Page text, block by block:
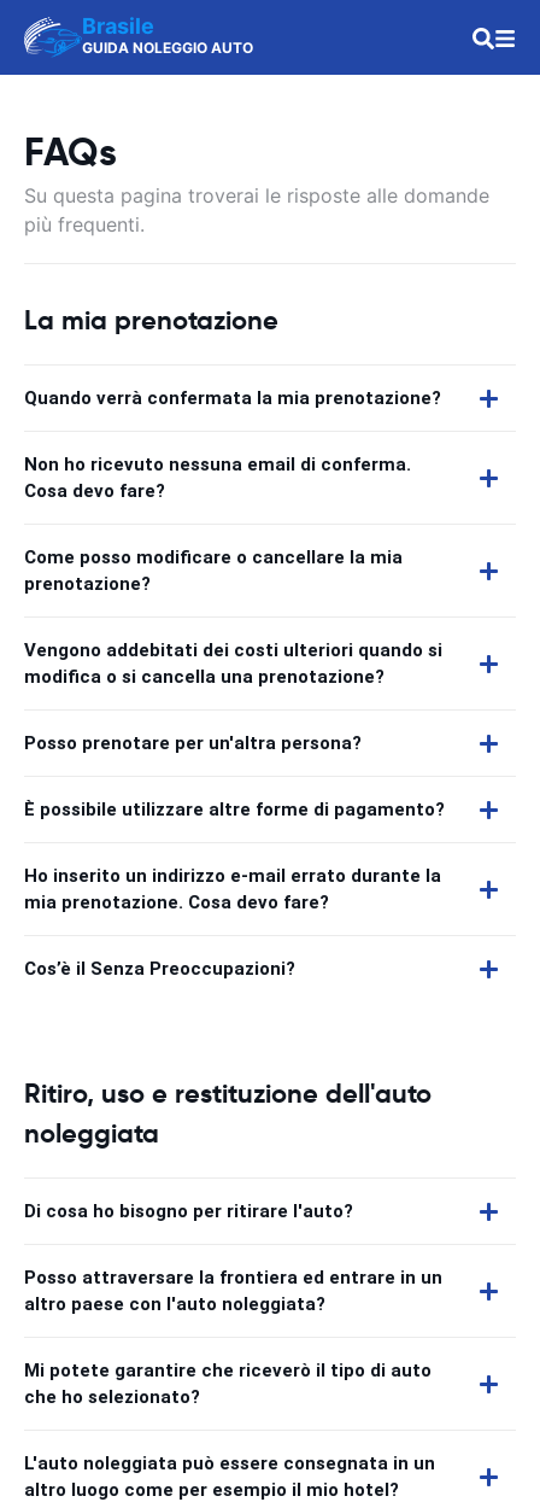
Brasile
GUIDA NOLEGGIO AUTO
FAQs
Su questa pagina troverai le risposte alle domande
più frequenti.
La mia prenotazione
Quando verrà confermata la mia prenotazione?
Non ho ricevuto nessuna email di conferma.
Cosa devo fare?
Come posso modificare o cancellare la mia
prenotazione?
Vengono addebitati dei costi ulteriori quando si
modifica o si cancella una prenotazione?
Posso prenotare per un'altra persona?
È possibile utilizzare altre forme di pagamento?
Ho inserito un indirizzo e-mail errato durante la
mia prenotazione. Cosa devo fare?
Cos’è il Senza Preoccupazioni?
Ritiro, uso e restituzione dell'auto
noleggiata
Di cosa ho bisogno per ritirare l'auto?
Posso attraversare la frontiera ed entrare in un
altro paese con l'auto noleggiata?
Mi potete garantire che riceverò il tipo di auto
che ho selezionato?
L'auto noleggiata può essere consegnata in un
altro luogo come per esempio il mio hotel?